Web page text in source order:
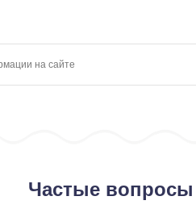
Частые вопросы